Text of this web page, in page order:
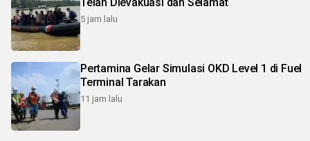
5 jam lalu
Pertamina Gelar Simulasi OKD Level 1 di Fuel
Terminal Tarakan
11 jam lalu